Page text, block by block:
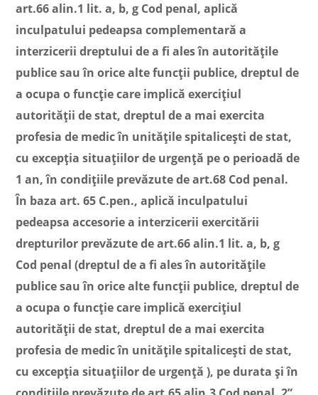
art.66 alin.1 lit. a, b, g Cod penal, aplică
inculpatului pedeapsa complementară a
interzicerii dreptului de a fi ales în autorităţile
publice sau în orice alte funcţii publice, dreptul de
a ocupa o funcţie care implică exerciţiul
autorităţii de stat, dreptul de a mai exercita
profesia de medic în unităţile spitaliceşti de stat,
cu excepţia situaţiilor de urgenţă pe o perioadă de
1 an, în condiţiile prevăzute de art.68 Cod penal.
În baza art. 65 C.pen., aplică inculpatului
pedeapsa accesorie a interzicerii exercitării
drepturilor prevăzute de art.66 alin.1 lit. a, b, g
Cod penal (dreptul de a fi ales în autorităţile
publice sau în orice alte funcţii publice, dreptul de
a ocupa o funcţie care implică exerciţiul
autorităţii de stat, dreptul de a mai exercita
profesia de medic în unităţile spitaliceşti de stat,
cu excepţia situaţiilor de urgenţă ), pe durata şi în